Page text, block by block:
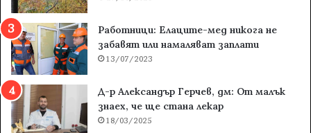
Работници: Елаците-мед никога не
забавят или намаляват заплати
13/07/2023
Д-р Александър Герчев, дм: От малък
знаех, че ще стана лекар
18/03/2025